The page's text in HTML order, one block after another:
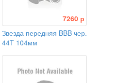
7260 р
Звезда передняя BBB чер.
44T 104мм